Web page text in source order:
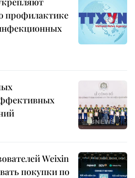
профилактике
Weixin
покупки по